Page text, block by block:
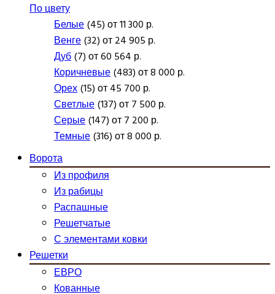
По цвету
Белые(45) от 11 300 р.
Венге(32) от 24 905 р.
Дуб(7) от 60 564 р.
Коричневые(483) от 8 000 р.
Орех(15) от 45 700 р.
Светлые(137) от 7 500 р.
Серые(147) от 7 200 р.
Темные(316) от 8 000 р.
Ворота
Из профиля
Из рабицы
Распашные
Решетчатые
С элементами ковки
Решетки
ЕВРО
Кованные